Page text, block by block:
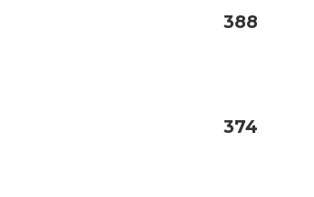
388
374